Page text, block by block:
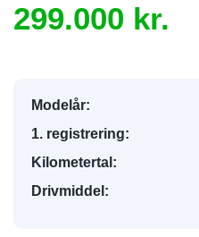
299.000 kr.
Modelår:
1. registrering:
Kilometertal:
Drivmiddel: